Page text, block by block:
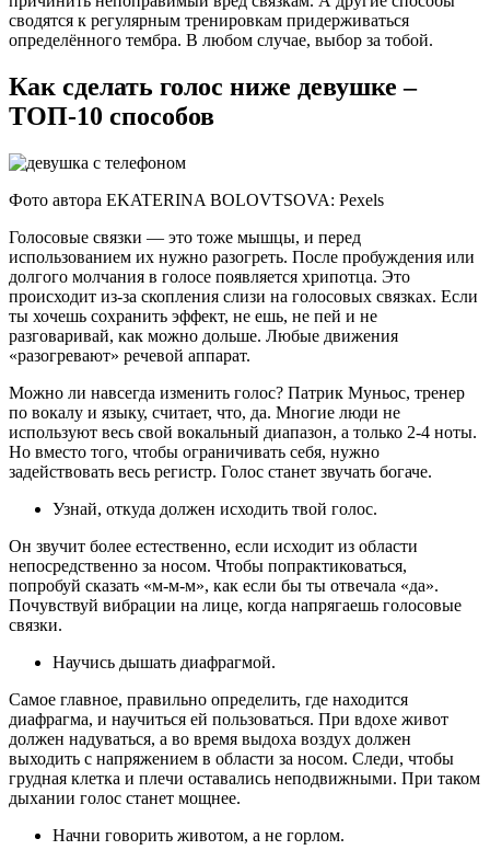
сводятся к регулярным тренировкам придерживаться
определённого тембра. В любом случае, выбор за тобой.
Как сделать голос ниже девушке –
ТОП-10 способов
Фото автора EKATERINA BOLOVTSOVA: Pexels
Голосовые связки — это тоже мышцы, и перед
использованием их нужно разогреть. После пробуждения или
долгого молчания в голосе появляется хрипотца. Это
происходит из-за скопления слизи на голосовых связках. Если
ты хочешь сохранить эффект, не ешь, не пей и не
разговаривай, как можно дольше. Любые движения
«разогревают» речевой аппарат.
Можно ли навсегда изменить голос? Патрик Муньос, тренер
по вокалу и языку, считает, что, да. Многие люди не
используют весь свой вокальный диапазон, а только 2-4 ноты.
Но вместо того, чтобы ограничивать себя, нужно
задействовать весь регистр. Голос станет звучать богаче.
Узнай, откуда должен исходить твой голос.
Он звучит более естественно, если исходит из области
непосредственно за носом. Чтобы попрактиковаться,
попробуй сказать «м-м-м», как если бы ты отвечала «да».
Почувствуй вибрации на лице, когда напрягаешь голосовые
связки.
Научись дышать диафрагмой.
Самое главное, правильно определить, где находится
диафрагма, и научиться ей пользоваться. При вдохе живот
должен надуваться, а во время выдоха воздух должен
выходить с напряжением в области за носом. Следи, чтобы
грудная клетка и плечи оставались неподвижными. При таком
дыхании голос станет мощнее.
Начни говорить животом, а не горлом.